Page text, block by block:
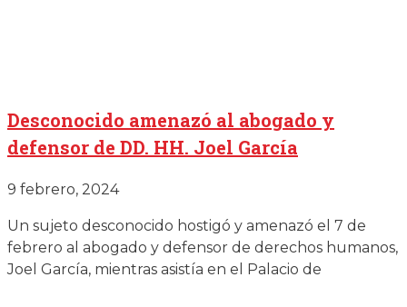
Desconocido amenazó al abogado y
defensor de DD. HH. Joel García
9 febrero, 2024
Un sujeto desconocido hostigó y amenazó el 7 de
febrero al abogado y defensor de derechos humanos,
Joel García, mientras asistía en el Palacio de